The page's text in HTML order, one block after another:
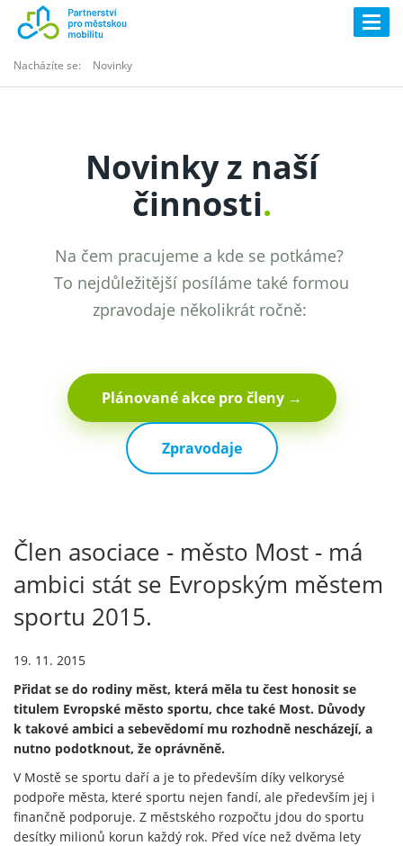
Nacházíte se: Novinky
Novinky z naší
činnosti.
Na čem pracujeme a kde se potkáme?
To nejdůležitější posíláme také formou
zpravodaje několikrát ročně:
Plánované akce pro členy →
Zpravodaje
Člen asociace - město Most - má
ambici stát se Evropským městem
sportu 2015.
19. 11. 2015
Přidat se do rodiny měst, která měla tu čest honosit se
titulem Evropské město sportu, chce také Most. Důvody
k takové ambici a sebevědomí mu rozhodně nescházejí, a
nutno podotknout, že oprávněně.
V Mostě se sportu daří a je to především díky velkorysé
podpoře města, které sportu nejen fandí, ale především jej i
finančně podporuje. Z městského rozpočtu jdou do sportu
desítky milionů korun každý rok. Před více než dvěma lety